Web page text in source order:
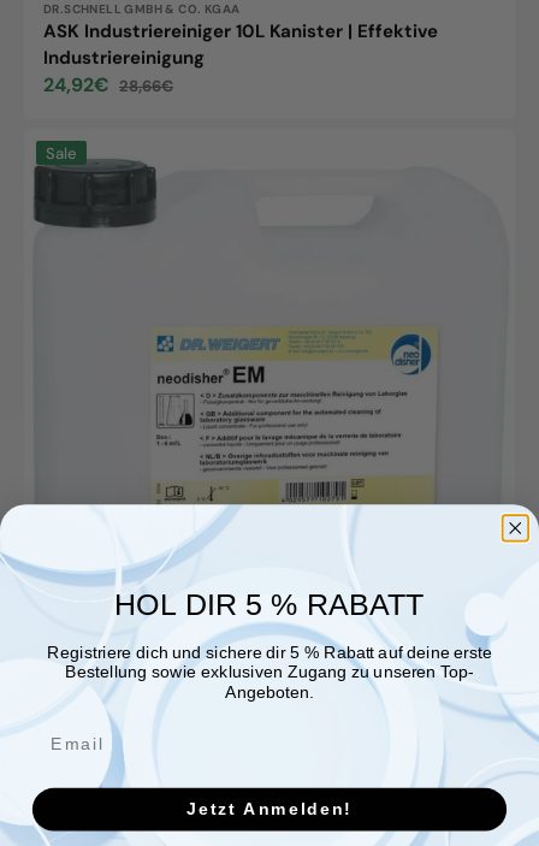
Vendor:
DR.SCHNELL GMBH & CO. KGAA
ASK Industriereiniger 10L Kanister | Effektive
Industriereinigung
Sale
24,92€
Regular
28,66€
Neodisher
EM,
Sale
HOL DIR 5 % RABATT
Registriere dich und sichere dir 5 % Rabatt auf deine erste
Bestellung sowie exklusiven Zugang zu unseren Top-
Angeboten.
Jetzt Anmelden!